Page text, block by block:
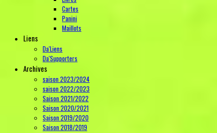
Cartes
Panini
Maillots
Liens
Da'Liens
Da'Supporters
Archives
saison 2023/2024
saison 2022/2023
Saison 2021/2022
Saison 2020/2021
Saison 2019/2020
Saison 2018/2019